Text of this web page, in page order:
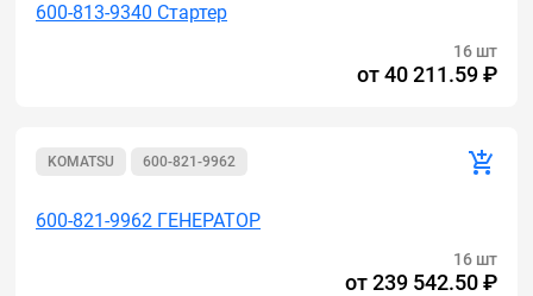
600-813-9340 Стартер
16 шт
от40 211.59 ₽
KOMATSU 600-821-9962
600-821-9962 ГЕНЕРАТОР
16 шт
от239 542.50 ₽